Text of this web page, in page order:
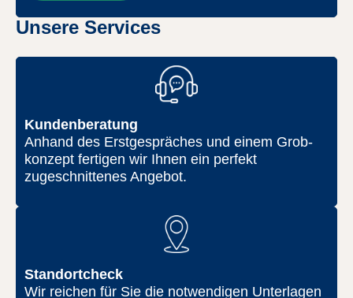
Unsere Services
Kundenberatung
Anhand des Erstgespräches und einem Grob­
konzept fertigen wir Ihnen ein perfekt
zugeschnittenes Angebot.
Standortcheck
Wir reichen für Sie die notwendigen Unterlagen